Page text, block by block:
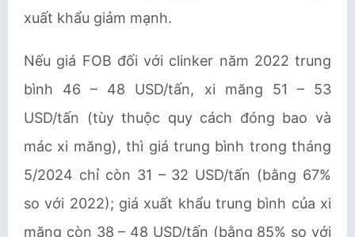
xuất khẩu giảm mạnh.
Nếu giá FOB đối với clinker năm 2022 trung
bình 46 – 48 USD/tấn, xi măng 51 – 53
USD/tấn (tùy thuộc quy cách đóng bao và
mác xi măng), thì giá trung bình trong tháng
5/2024 chỉ còn 31 – 32 USD/tấn (bằng 67%
so với 2022); giá xuất khẩu trung bình của xi
măng còn 38 – 48 USD/tấn (bằng 85% so với